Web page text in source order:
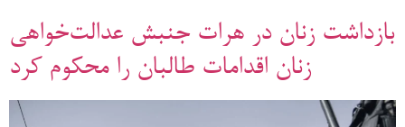
بازداشت زنان در هرات جنبش عدالت‌خواهی
زنان اقدامات طالبان را محکوم کرد